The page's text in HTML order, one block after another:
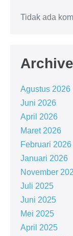
Tidak ada
Agustus 2026
Juni 2026
April 2026
Maret 2026
Februari 2026
Januari 2026
November
Juli 2025
Juni 2025
Mei 2025
April 2025